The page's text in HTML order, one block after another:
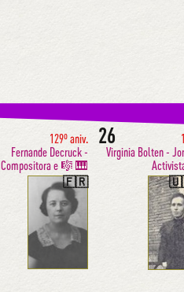
129º aniv.
Fernande Decruck -
Compositora e 🎼 🎹
🇫🇷
26
Virginia Bolten -